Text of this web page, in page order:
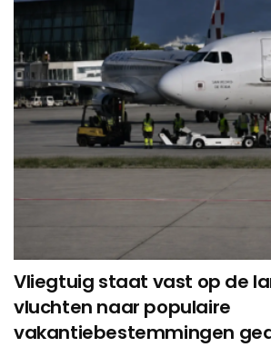
Vliegtuig staat vast op de
vluchten naar populaire
vakantiebestemmingen